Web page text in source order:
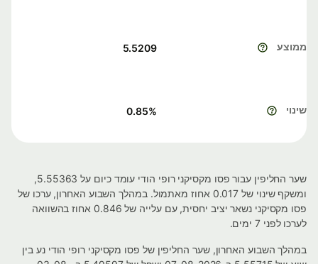
ממוצע 5.5209
שינוי 0.85%
שער החליפין עבור פסו מקסיקני רופי הודי עומד כיום על 5.55363,
ומשקף שינוי של 0.017 אחוז מאתמול. במהלך השבוע האחרון, ערכו של
פסו מקסיקני נשאר יציב יחסית, עם עלייה של 0.846 אחוז בהשוואה
לערכו לפני 7 ימים.
במהלך השבוע האחרון, שער החליפין של פסו מקסיקני רופי הודי נע בין